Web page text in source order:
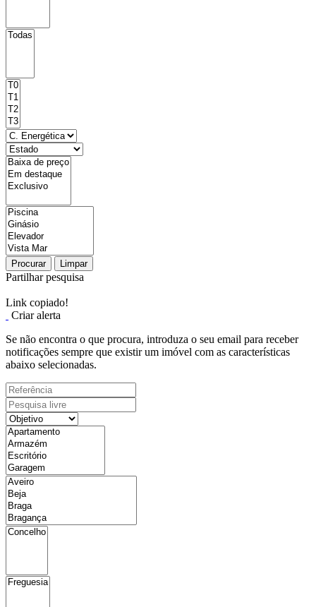
Procurar Limpar
Partilhar pesquisa
Link copiado!
Criar alerta
Se não encontra o que procura, introduza o seu email para receber
notificações sempre que existir um imóvel com as características
abaixo selecionadas.